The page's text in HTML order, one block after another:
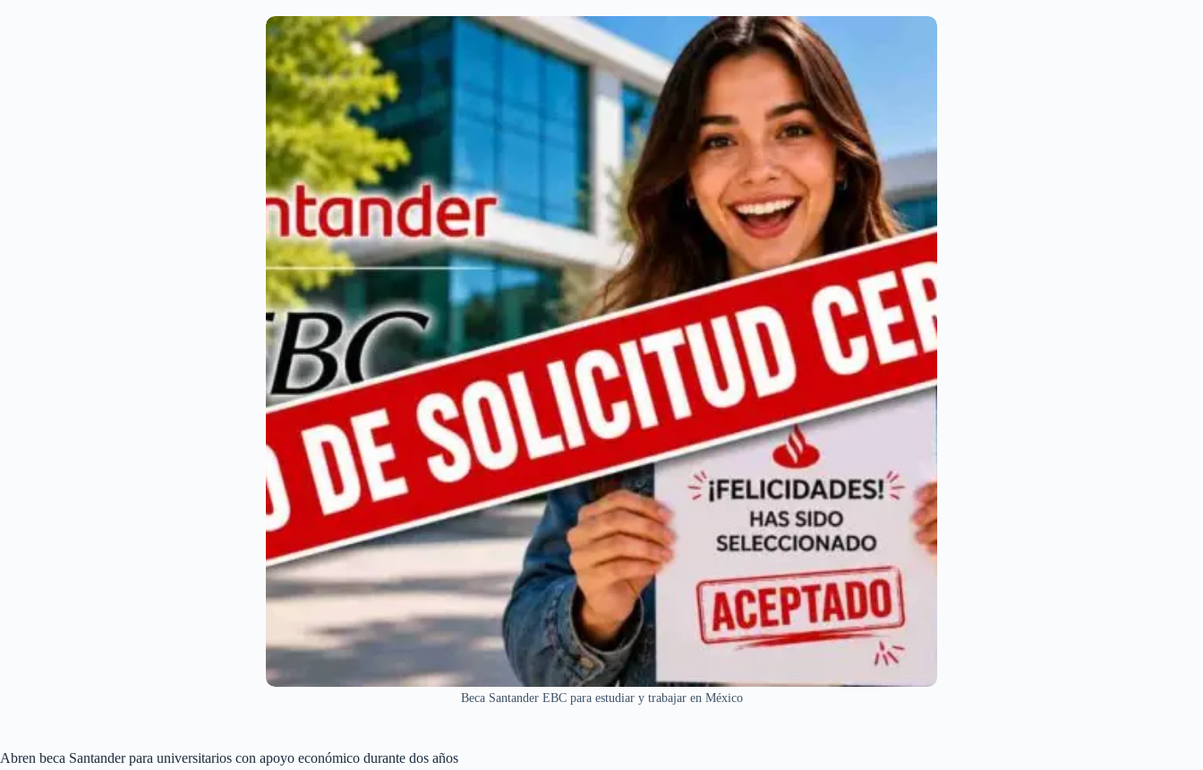
Beca Santander EBC para estudiar y trabajar en México
Abren beca Santander para universitarios con apoyo económico durante dos años